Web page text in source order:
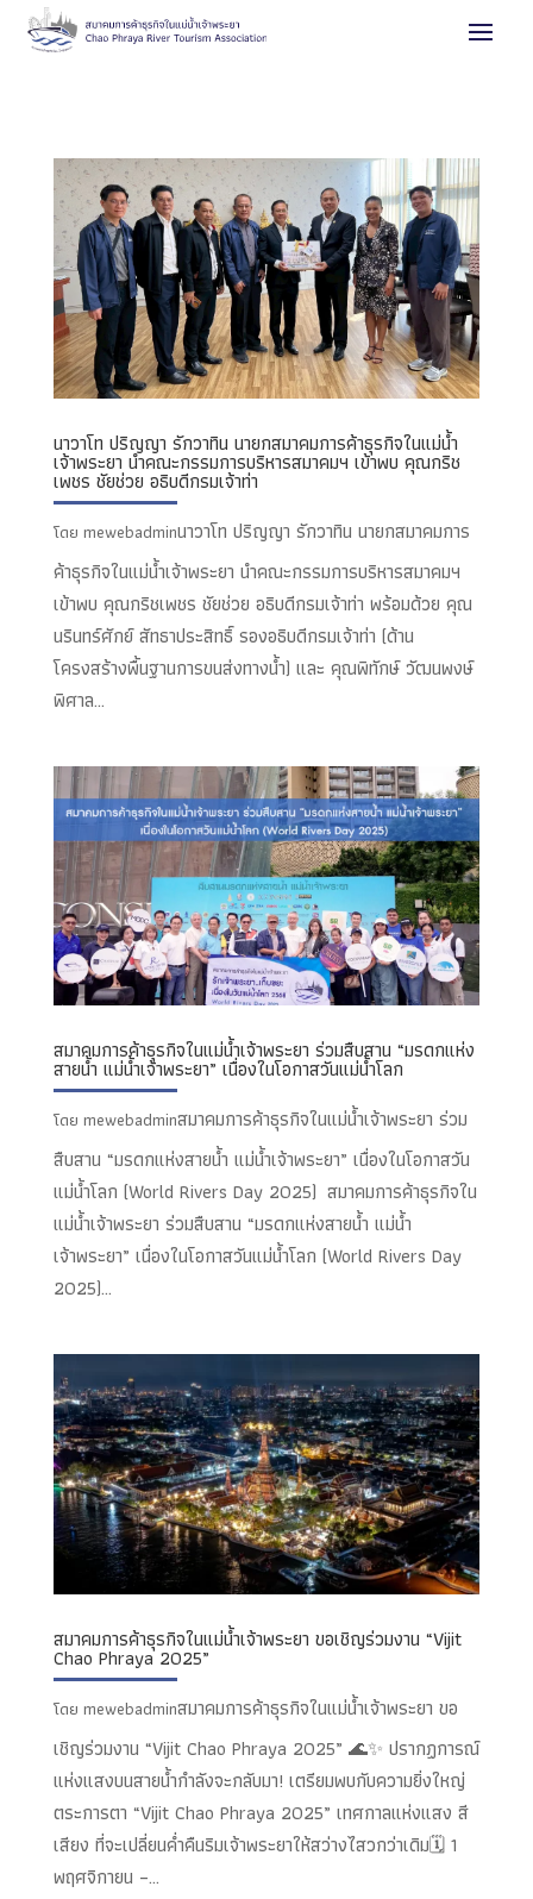
นาวาโท ปริญญา รักวาทิน นายกสมาคมการค้าธุรกิจในแม่น้ำ
เจ้าพระยา นำคณะกรรมการบริหารสมาคมฯ เข้าพบ คุณกริช
เพชร ชัยช่วย อธิบดีกรมเจ้าท่า
โดย mewebadminนาวาโท ปริญญา รักวาทิน นายกสมาคมการ
ค้าธุรกิจในแม่น้ำเจ้าพระยา นำคณะกรรมการบริหารสมาคมฯ
เข้าพบ คุณกริชเพชร ชัยช่วย อธิบดีกรมเจ้าท่า พร้อมด้วย คุณ
นรินทร์ศักย์ สัทธาประสิทธิ์ รองอธิบดีกรมเจ้าท่า (ด้าน
โครงสร้างพื้นฐานการขนส่งทางน้ำ) และ คุณพิทักษ์ วัฒนพงษ์
พิศาล...
สมาคมการค้าธุรกิจในแม่น้ำเจ้าพระยา ร่วมสืบสาน “มรดกแห่ง
สายน้ำ แม่น้ำเจ้าพระยา” เนื่องในโอกาสวันแม่น้ำโลก
โดย mewebadminสมาคมการค้าธุรกิจในแม่น้ำเจ้าพระยา ร่วม
สืบสาน “มรดกแห่งสายน้ำ แม่น้ำเจ้าพระยา” เนื่องในโอกาสวัน
แม่น้ำโลก (World Rivers Day 2025) สมาคมการค้าธุรกิจใน
แม่น้ำเจ้าพระยา ร่วมสืบสาน “มรดกแห่งสายน้ำ แม่น้ำ
เจ้าพระยา” เนื่องในโอกาสวันแม่น้ำโลก (World Rivers Day
2025)...
สมาคมการค้าธุรกิจในแม่น้ำเจ้าพระยา ขอเชิญร่วมงาน “Vijit
Chao Phraya 2025”
โดย mewebadminสมาคมการค้าธุรกิจในแม่น้ำเจ้าพระยา ขอ
เชิญร่วมงาน “Vijit Chao Phraya 2025” 🌊✨ ปรากฏการณ์
แห่งแสงบนสายน้ำกำลังจะกลับมา! เตรียมพบกับความยิ่งใหญ่
ตระการตา “Vijit Chao Phraya 2025” เทศกาลแห่งแสง สี
เสียง ที่จะเปลี่ยนค่ำคืนริมเจ้าพระยาให้สว่างไสวกว่าเดิม🗓️ 1
พฤศจิกายน –...